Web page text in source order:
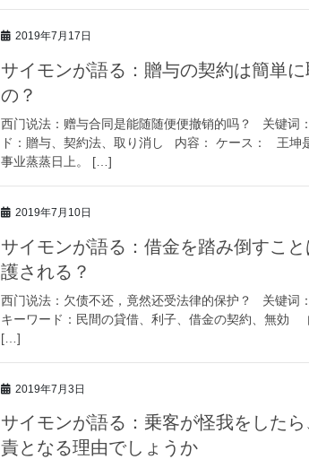
2019年7月17日
サイモンが語る：贈与の契約は簡単
の？
西门说法：赠与合同是能随随便便撤销的吗？ 关键词
ド：贈与、契約法、取り消し 内容： ケース： 王坤
事业蒸蒸日上。 […]
2019年7月10日
サイモンが語る：借金を踏み倒すこ
護される？
西门说法：欠债不还，竟然还受法律的保护？ 关键词
キーワード：民間の貸借、利子、借金の契約、無
[…]
2019年7月3日
サイモンが語る：乗客が怪我をした
責となる理由でしょうか